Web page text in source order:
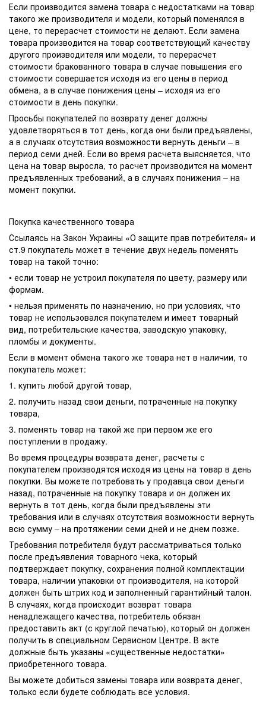
Если производится замена товара с недостатками на товар
такого же производителя и модели, который поменялся в
цене, то перерасчет стоимости не делают. Если замена
товара производится на товар соответствующий качеству
другого производителя или модели, то перерасчет
стоимости бракованного товара в случае повышения его
стоимости совершается исходя из его цены в период
обмена, а в случае понижения цены – исходя из его
стоимости в день покупки.
Просьбы покупателей по возврату денег должны
удовлетворяться в тот день, когда они были предъявлены,
а в случаях отсутствия возможности вернуть деньги – в
период семи дней. Если во время расчета выясняется, что
цена на товар выросла, то расчет производится на момент
предъявленных требований, а в случаях понижения – на
момент покупки.
Покупка качественного товара
Ссылаясь на Закон Украины «О защите прав потребителя» и
ст.9 покупатель может в течение двух недель поменять
товар на такой точно:
• если товар не устроил покупателя по цвету, размеру или
формам.
• нельзя применять по назначению, но при условиях, что
товар не использовался покупателем и имеет товарный
вид, потребительские качества, заводскую упаковку,
пломбы и документы.
Если в момент обмена такого же товара нет в наличии, то
покупатель может:
1. купить любой другой товар,
2. получить назад свои деньги, потраченные на покупку
товара,
3. поменять товар на такой же при первом же его
поступлении в продажу.
Во время процедуры возврата денег, расчеты с
покупателем производятся исходя из цены на товар в день
покупки. Вы можете потребовать у продавца свои деньги
назад, потраченные на покупку товара и он должен их
вернуть в тот день, когда были предъявлены эти
требования или в случаях отсутствия возможности вернуть
всю сумму – на протяжении семи дней и не днем позже.
Требования потребителя будут рассматриваться только
после предъявления товарного чека, который
подтверждает покупку, сохранения полной комплектации
товара, наличии упаковки от производителя, на которой
должен быть штрих код и заполненный гарантийный талон.
В случаях, когда происходит возврат товара
ненадлежащего качества, потребитель обязан
предоставить акт (с круглой печатью), который он должен
получить в специальном Сервисном Центре. В акте
должные быть указаны «существенные недостатки»
приобретенного товара.
Вы можете добиться замены товара или возврата денег,
только если будете соблюдать все условия.